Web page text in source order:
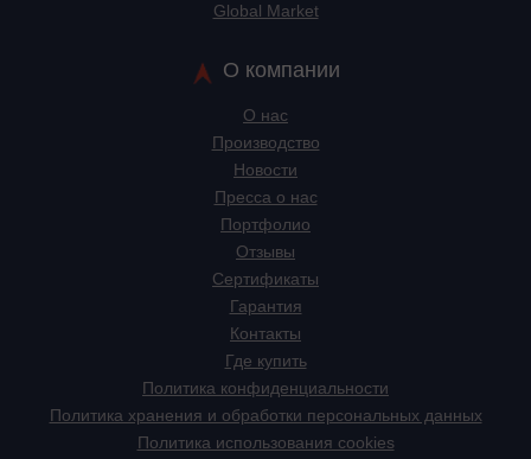
Global Market
О компании
О нас
Производство
Новости
Пресса о нас
Портфолио
Отзывы
Сертификаты
Гарантия
Контакты
Где купить
Политика конфиденциальности
Политика хранения и обработки персональных данных
Политика использования cookies